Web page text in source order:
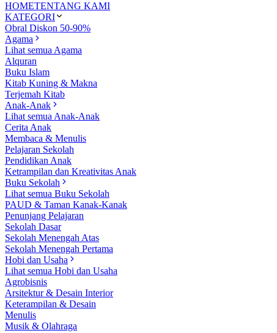
HOMETENTANG KAMI
KATEGORI
Obral Diskon 50-90%
Agama
Lihat semua Agama
Alquran
Buku Islam
Kitab Kuning & Makna
Terjemah Kitab
Anak-Anak
Lihat semua Anak-Anak
Cerita Anak
Membaca & Menulis
Pelajaran Sekolah
Pendidikan Anak
Ketrampilan dan Kreativitas Anak
Buku Sekolah
Lihat semua Buku Sekolah
PAUD & Taman Kanak-Kanak
Penunjang Pelajaran
Sekolah Dasar
Sekolah Menengah Atas
Sekolah Menengah Pertama
Hobi dan Usaha
Lihat semua Hobi dan Usaha
Agrobisnis
Arsitektur & Desain Interior
Keterampilan & Desain
Menulis
Musik & Olahraga